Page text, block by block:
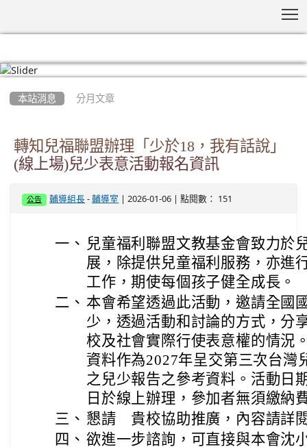
本站消息 分月文章
轉知兒福聯盟辦理「少於18，我有話說」
(線上場)兒少表意活動報名資訊
公告 輔導組長 -輔導室 | 2026-01-06 | 點閱數： 151
一、 兒童福利聯盟文教基金會致力於
展，除提供兒童福利服務，亦進
工作，期使每個孩子健全成長。
二、 本會希望透過此活動，邀請全國
少，透過活動和討論的方式，分
校及社會實際行使表意權的情況
資料作為2027年呈交第三次台灣
之兒少報告之參考資料。活動日
日於線上辦理，參加者無須繳納
三、 懇請 貴校協助推廣，內容請詳
四、 欲進一步諮詢，可直接與本會沈